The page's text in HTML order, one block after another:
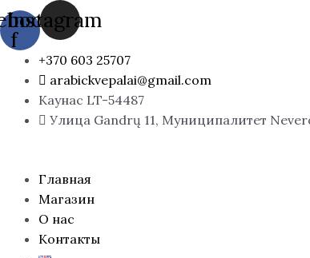
Перейти
к
содержимому
f
Instagram
+370 603 25707
arabickvepalai@gmail.com
Каунас LT-54487
Улица Gandrų 11, Муниципалитет
Главная
Магазин
О нас
Контакты